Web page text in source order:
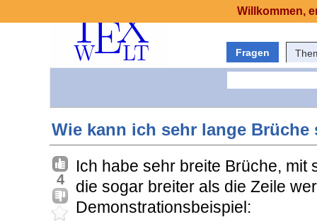
Fragen
Wie kann ich sehr lange Brüche
4
Ich habe sehr breite Brüche, mit
die sogar breiter als die Zeile
Demonstrationsbeispiel:
Willkommen,